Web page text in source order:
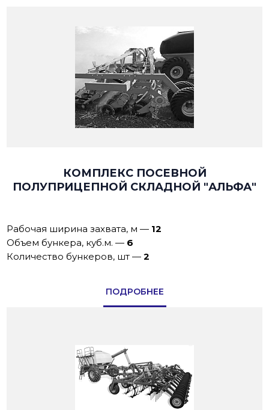
КОМПЛЕКС ПОСЕВНОЙ
ПОЛУПРИЦЕПНОЙ СКЛАДНОЙ "АЛЬФА"
Рабочая ширина захвата, м— 12
Объем бункера, куб.м. — 6
Количество бункеров, шт —2
ПОДРОБНЕЕ